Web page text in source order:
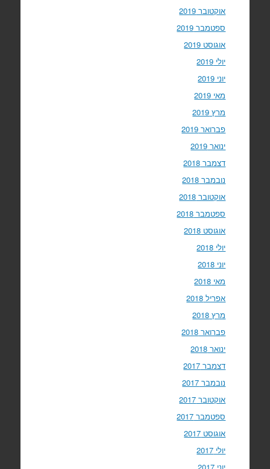
אוקטובר 2019
ספטמבר 2019
אוגוסט 2019
יולי 2019
יוני 2019
מאי 2019
מרץ 2019
פברואר 2019
ינואר 2019
דצמבר 2018
נובמבר 2018
אוקטובר 2018
ספטמבר 2018
אוגוסט 2018
יולי 2018
יוני 2018
מאי 2018
אפריל 2018
מרץ 2018
פברואר 2018
ינואר 2018
דצמבר 2017
נובמבר 2017
אוקטובר 2017
ספטמבר 2017
אוגוסט 2017
יולי 2017